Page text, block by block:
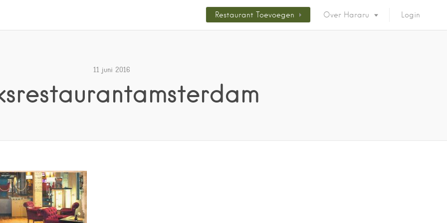
Restaurant Toevoegen Over Hararu Login
11 juni 2016